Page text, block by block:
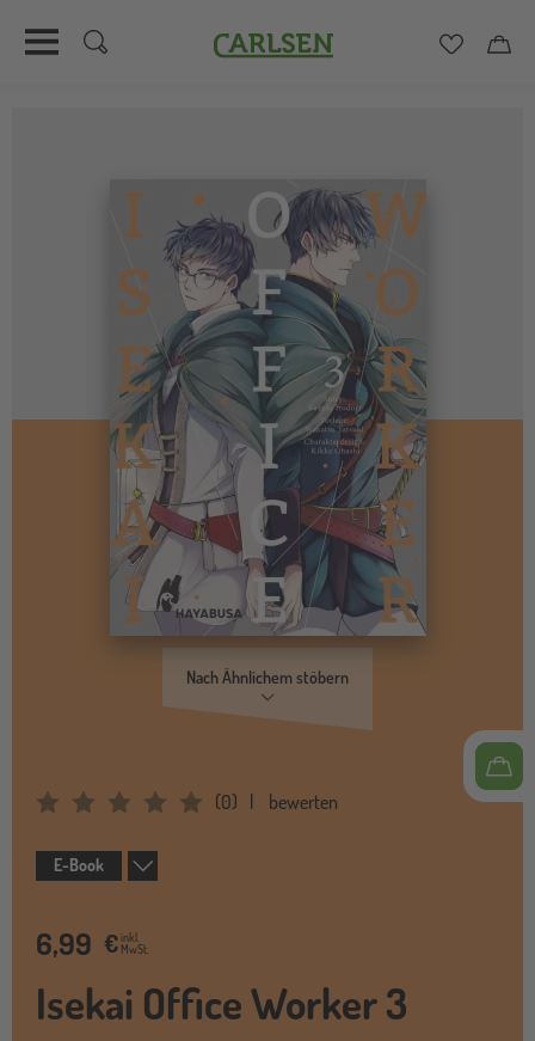
Carlsen
Nach Ähnlichem stöbern
Average Rating: 0 (0) bewerten
E-Book
6,99 €inkl.
MwSt.
Isekai Office Worker 3